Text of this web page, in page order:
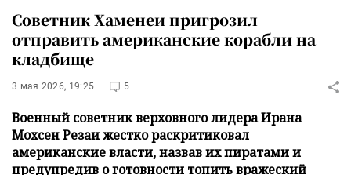
Советник Хаменеи пригрозил
отправить американские корабли на
кладбище
3 мая 2026, 19:25 5
Военный советник верховного лидера Ирана
Мохсен Резаи жестко раскритиковал
американские власти, назвав их пиратами и
предупредив о готовности топить вражеский